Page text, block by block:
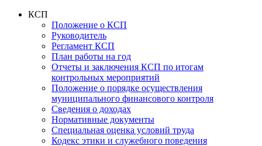
КСП
Положение о КСП
Руководитель
Регламент КСП
План работы на год
Отчеты и заключения КСП по итогам
контрольных мероприятий
Положение о порядке осуществления
муниципального финансового контроля
Сведения о доходах
Нормативные документы
Специальная оценка условий труда
Кодекс этики и служебного поведения